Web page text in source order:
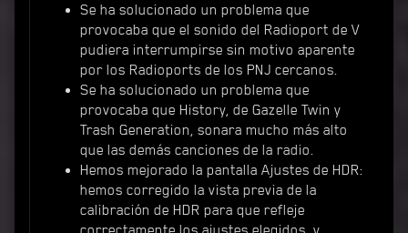
Se ha solucionado un problema que
provocaba que el sonido del Radioport de V
pudiera interrumpirse sin motivo aparente
por los Radioports de los PNJ cercanos.
Se ha solucionado un problema que
provocaba que History, de Gazelle Twin y
Trash Generation, sonara mucho más alto
que las demás canciones de la radio.
Hemos mejorado la pantalla Ajustes de HDR:
hemos corregido la vista previa de la
calibración de HDR para que refleje